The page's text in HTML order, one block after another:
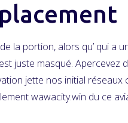
la portion, alors qu’ qui
juste masqué.
jette nos initial
wawacity.win du ce